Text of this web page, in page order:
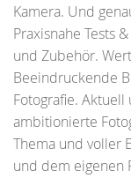
Kamera. Und
Praxisnahe Tests
und Zubehör.
Beeindruckende
Fotografie. Aktuell
ambitionierte
Thema und voller
und dem eigenen